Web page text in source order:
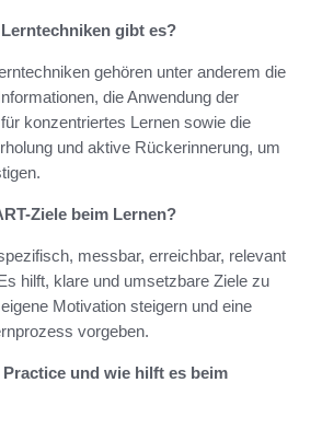
gibt es?
gehören unter anderem die
die Anwendung der
konzentriertes Lernen sowie die
und aktive Rückerinnerung, um
Ziele beim Lernen?
messbar, erreichbar, relevant
hilft, klare und umsetzbare Ziele zu
Motivation steigern und eine
vorgeben.
und wie hilft es beim